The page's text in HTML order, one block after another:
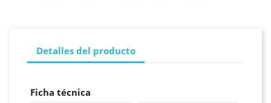
Detalles del producto
Ficha técnica